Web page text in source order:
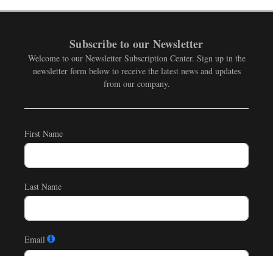
Subscribe to our Newsletter
Welcome to our Newsletter Subscription Center. Sign up in the
newsletter form below to receive the latest news and updates
from our company.
First Name
Last Name
Email